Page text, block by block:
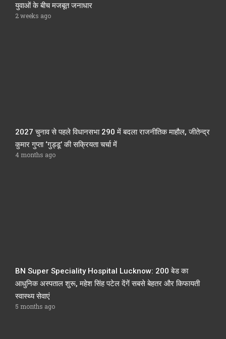
युवाओं के बीच मजबूत जनाधार
2 weeks ago
2027 चुनाव से पहले विधानसभा 290 में बदला राजनीतिक माहौल, जीतेन्द्र
कुमार गुप्ता ‘गुड्डू’ की सक्रियता चर्चा में
4 months ago
BN Super Speciality Hospital Lucknow: 200 बेड का
आधुनिक अस्पताल शुरू, महेश सिंह पटेल देंगें सबसे बेहतर और किफायती
स्वास्थ्य सेवाएं
5 months ago